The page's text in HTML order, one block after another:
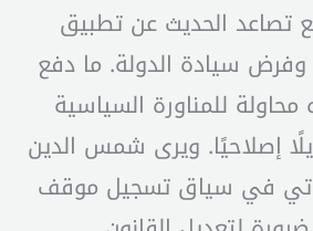
تصاعد الحديث عن تطبيق
وفرض سيادة الدولة. ما دفع
محاولة للمناورة السياسية
إصلاحيًا. ويرى شمس الدين
يأتي في سياق تسجيل موقف